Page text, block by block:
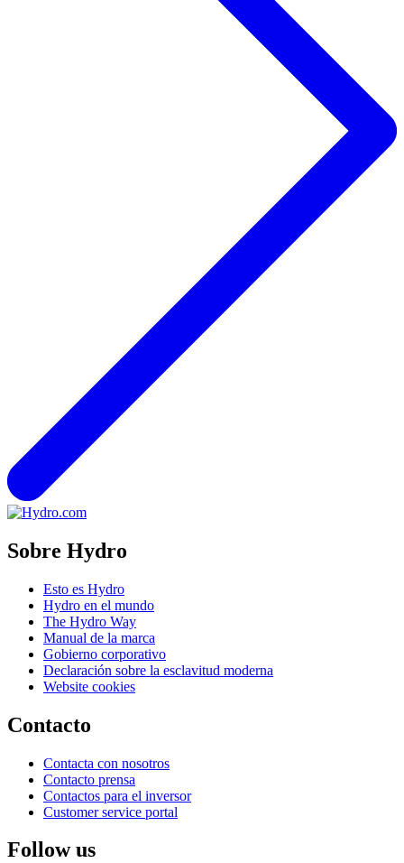
Sobre Hydro
Esto es Hydro
Hydro en el mundo
The Hydro Way
Manual de la marca
Gobierno corporativo
Declaración sobre la esclavitud moderna
Website cookies
Contacto
Contacta con nosotros
Contacto prensa
Contactos para el inversor
Customer service portal
Follow us